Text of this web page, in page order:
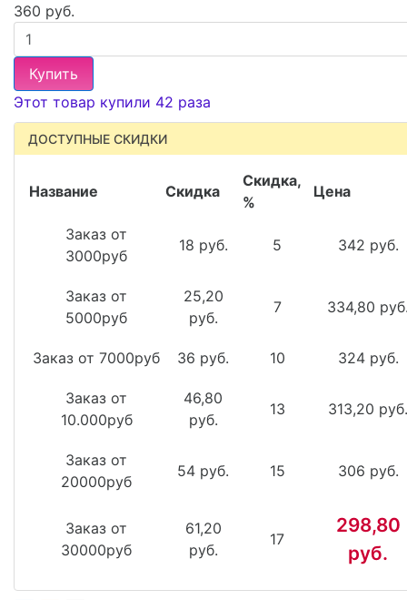
360 руб.
Купить
Этот товар купили 42 раза
ДОСТУПНЫЕ СКИДКИ
Название Скидка
Скидка,
%
Цена
Заказ от
3000руб
18 руб. 5 342 руб.
Заказ от
5000руб
25,20
руб.
7 334,80
Заказ от 7000руб 36 руб. 10 324 руб.
Заказ от
10.000руб
46,80
руб.
13 313,20 руб.
Заказ от
20000руб
54 руб. 15 306 руб.
Заказ от
30000руб
61,20
руб.
17
298,80
руб.